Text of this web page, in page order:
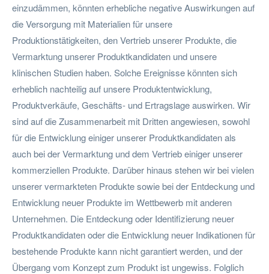
einzudämmen, könnten erhebliche negative Auswirkungen auf
die Versorgung mit Materialien für unsere
Produktionstätigkeiten, den Vertrieb unserer Produkte, die
Vermarktung unserer Produktkandidaten und unsere
klinischen Studien haben. Solche Ereignisse könnten sich
erheblich nachteilig auf unsere Produktentwicklung,
Produktverkäufe, Geschäfts- und Ertragslage auswirken. Wir
sind auf die Zusammenarbeit mit Dritten angewiesen, sowohl
für die Entwicklung einiger unserer Produktkandidaten als
auch bei der Vermarktung und dem Vertrieb einiger unserer
kommerziellen Produkte. Darüber hinaus stehen wir bei vielen
unserer vermarkteten Produkte sowie bei der Entdeckung und
Entwicklung neuer Produkte im Wettbewerb mit anderen
Unternehmen. Die Entdeckung oder Identifizierung neuer
Produktkandidaten oder die Entwicklung neuer Indikationen für
bestehende Produkte kann nicht garantiert werden, und der
Übergang vom Konzept zum Produkt ist ungewiss. Folglich